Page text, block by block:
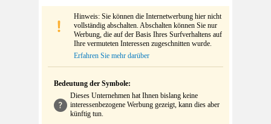
Hinweis: Sie können die Internetwerbung hier nicht
vollständig abschalten. Abschalten können Sie nur
Werbung, die auf der Basis Ihres Surfverhaltens auf
Ihre vermuteten Interessen zugeschnitten wurde.
Erfahren Sie mehr darüber
Bedeutung der Symbole:
Dieses Unternehmen hat Ihnen bislang keine
interessenbezogene Werbung gezeigt, kann dies aber
künftig tun.